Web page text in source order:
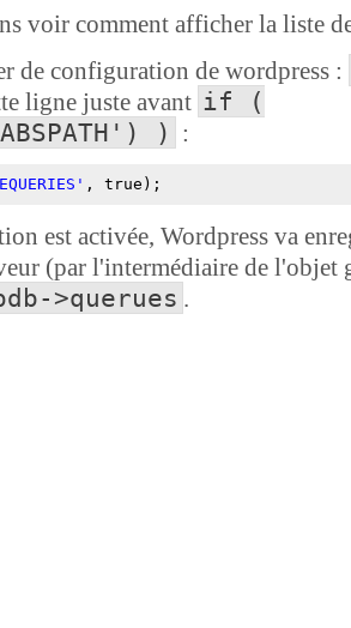
voir comment afficher la liste
de configuration de wordpress :
ligne juste avant if (
) :
, true);
est activée, Wordpress va
(par l'intermédiaire de
>querues .